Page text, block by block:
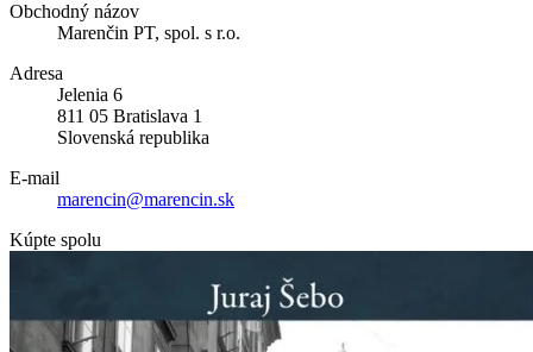
Obchodný názov
Marenčin PT, spol. s r.o.
Adresa
Jelenia 6
811 05 Bratislava 1
Slovenská republika
E-mail
marencin@marencin.sk
Kúpte spolu